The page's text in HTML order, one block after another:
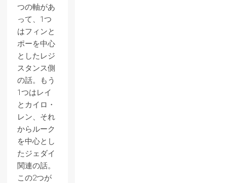
つの軸があ
って、1つ
はフィンと
ポーを中心
としたレジ
スタンス側
の話。もう
1つはレイ
とカイロ・
レン、それ
からルーク
を中心とし
たジェダイ
関連の話。
この2つが